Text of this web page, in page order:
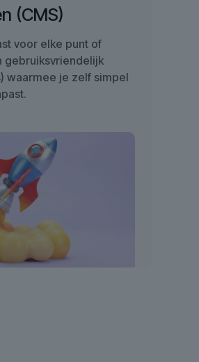
(CMS)
voor elke punt of
gebruiksvriendelijk
waarmee je zelf simpel